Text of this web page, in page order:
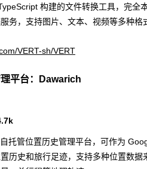
构建的文件转换工具，完
务，支持图片、文本、视频等多种
VERT-sh/VERT
平台：Dawarich
托管位置历史管理平台，可作为
历史和旅行足迹，支持多种位置数